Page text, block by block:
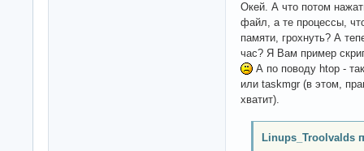
Окей. А что потом
файл, а те процессы,
памяти, грохнуть? А
час? Я Вам пример
А по поводу htop -
или taskmgr (в этом,
хватит).
Linups_Troolvalds